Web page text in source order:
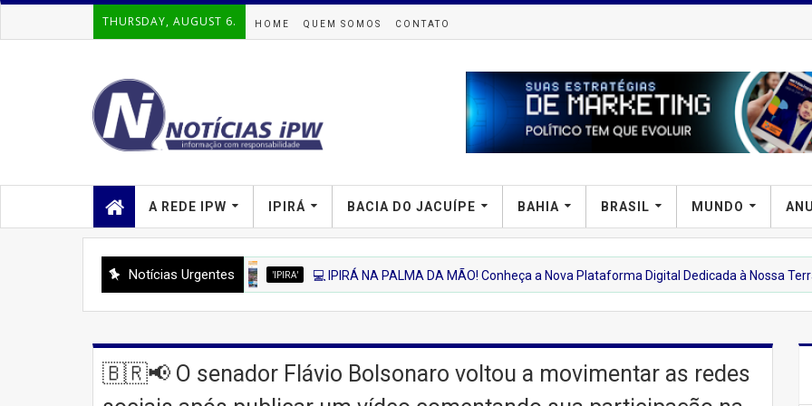
THURSDAY, AUGUST 6. HOME QUEM SOMOS CONTATO
A REDE IPW IPIRÁ BACIA DO JACUÍPE BAHIA BRASIL MUNDO
Notícias Urgentes
'IPIRA' 💻 IPIRÁ NA PALMA DA MÃO! Conheça a Nova Plataforma Digital Dedicada à Nossa Terra
🇧🇷📢 O senador Flávio Bolsonaro voltou a movimentar as redes